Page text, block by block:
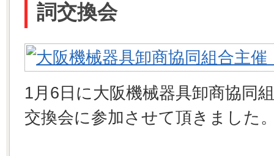
詞交換会
1月6日に大阪機械器具卸商協同
交換会に参加させて頂きました